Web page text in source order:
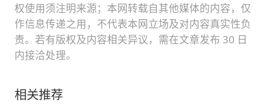
权使用须注明来源；本网转载自其他媒体的内容，仅
作信息传递之用，不代表本网立场及对内容真实性负
责。若有版权及内容相关异议，需在文章发布 30 日
内接洽处理。
相关推荐